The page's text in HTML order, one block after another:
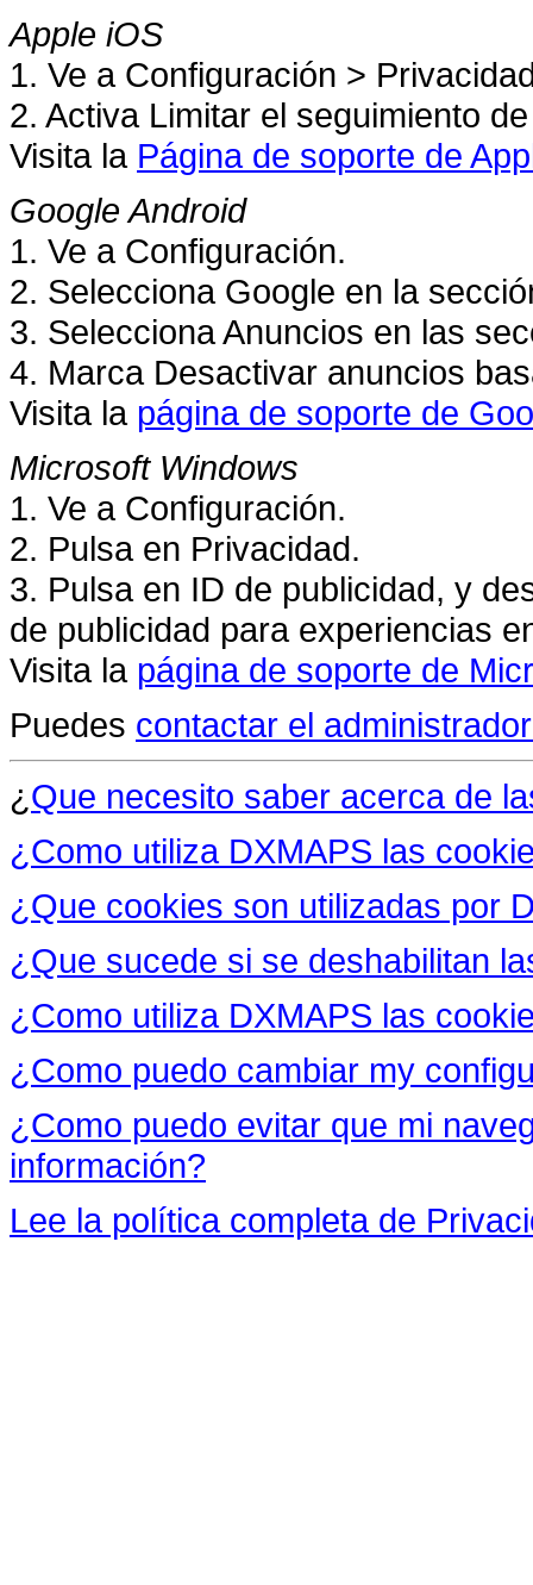
Apple iOS
1. Ve a Configuración >
2. Activa Limitar el seguimiento
Visita la Página de soporte de
Google Android
1. Ve a Configuración.
2. Selecciona Google en la
3. Selecciona Anuncios en las
4. Marca Desactivar anuncios
Visita la página de soporte de G
Microsoft Windows
1. Ve a Configuración.
2. Pulsa en Privacidad.
3. Pulsa en ID de publicidad, y
de publicidad para experiencias
Visita la página de soporte de M
Puedes contactar el
¿ Que necesito saber acerca de
¿Como utiliza DXMAPS las
¿Que cookies son utilizadas por
¿Que sucede si se deshabilitan
¿Como utiliza DXMAPS las
¿Como puedo cambiar my
¿Como puedo evitar que mi
información?
Lee la política completa de